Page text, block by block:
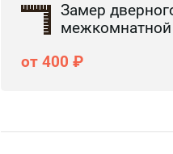
Замер
от 400 ₽